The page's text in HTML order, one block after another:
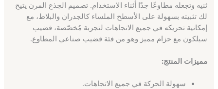
ثنيه وتجعله مطاوعًا جدًا أثناء الاستخدام. تصميم الجذع المرن يتيح
لك تثبيته بسهولة على الأسطح الملساء كالجدران والبلاط، مع
إمكانية تحريكه في جميع الاتجاهات لتجربة مُخصّصة، قضيب
سيلكون مع حزام مميز وهو من فئة قضيب صناعي المطاوع.
مميزات المنتج:
سهولة الحركة في جميع الاتجاهات.